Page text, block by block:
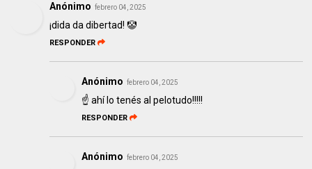
Anónimo febrero 04, 2025
¡dida da dibertad! 🤡
RESPONDER
Anónimo febrero 04, 2025
☝️ ahí lo tenés al pelotudo!!!!!
RESPONDER
Anónimo febrero 04, 2025